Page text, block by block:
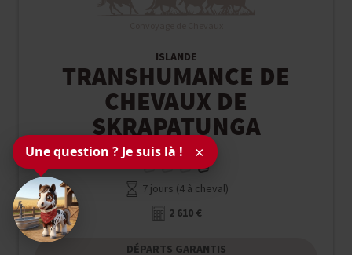
ISLANDE
TRANSHUMANCE DE
CHEVAUX DE
SKRAPATUNGA
7 jours (4 à cheval)
2 610 €
DÉPARTS GARANTIS
Une question ? Je suis là ! ×